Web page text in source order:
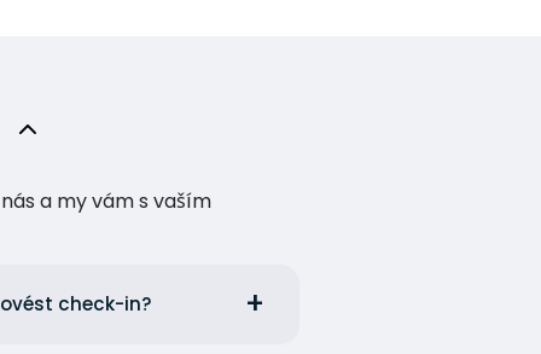
a my vám s vaším
check-in?